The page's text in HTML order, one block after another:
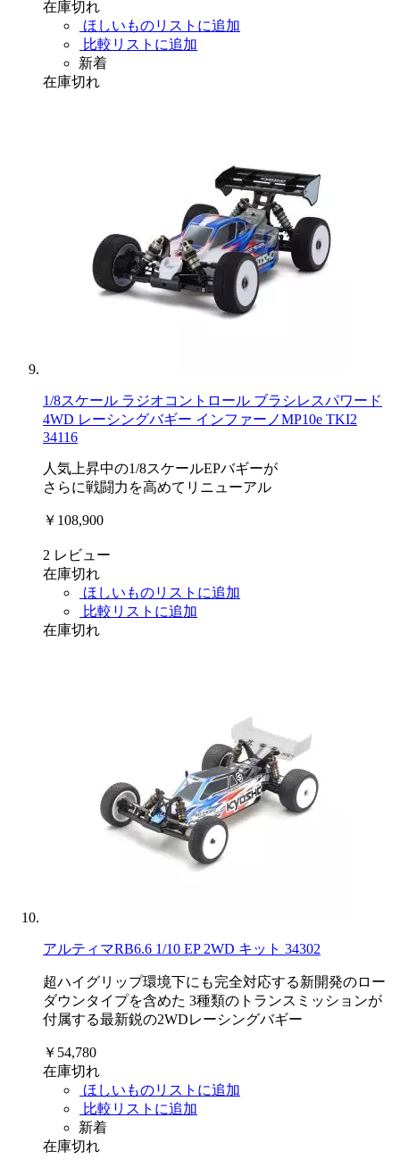
在庫切れ
ほしいものリストに追加
比較リストに追加
新着
在庫切れ
1/8スケール ラジオコントロール ブラシレスパワード
4WD レーシングバギー インファーノMP10e TKI2
34116
人気上昇中の1/8スケールEPバギーが
さらに戦闘力を高めてリニューアル
￥108,900
2 レビュー
在庫切れ
ほしいものリストに追加
比較リストに追加
在庫切れ
アルティマRB6.6 1/10 EP 2WD キット 34302
超ハイグリップ環境下にも完全対応する新開発のロー
ダウンタイプを含めた 3種類のトランスミッションが
付属する最新鋭の2WDレーシングバギー
￥54,780
在庫切れ
ほしいものリストに追加
比較リストに追加
新着
在庫切れ